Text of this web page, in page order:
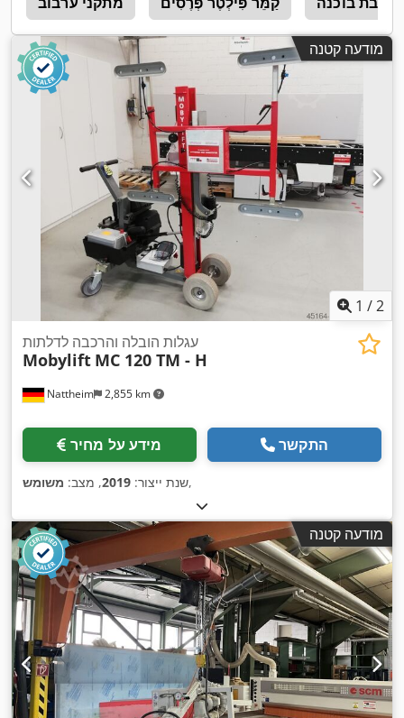
מודעה קטנה
1 /2
Nattheim 2,855 km
עגלות הובלה והרכבה לדלתות
Mobylift MC 120 TM - H
מידע על מחיר התקשר
שנת ייצור: 2019, מצב: משומש ,
מודעה קטנה